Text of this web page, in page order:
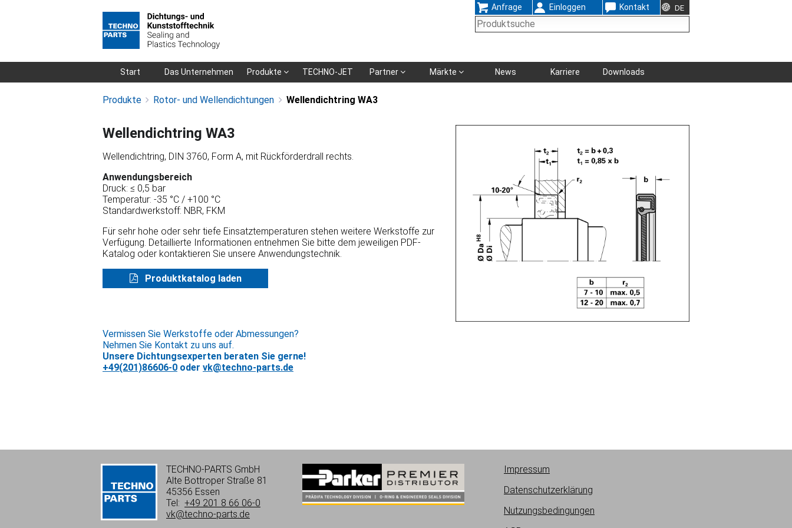
Navigation
Anfrage Einloggen Kontakt DE
Navigation
Start Das Unternehmen Produkte TECHNO-JET Partner Märkte News Karriere Downloads
Produkte Rotor- und Wellendichtungen Wellendichtring WA3
Wellendichtring WA3
Wellendichtring, DIN 3760, Form A, mit Rückförderdrall rechts.
Anwendungsbereich
Druck: ≤ 0,5 bar
Temperatur: -35 °C / +100 °C
Standardwerkstoff: NBR, FKM
Für sehr hohe oder sehr tiefe Einsatztemperaturen stehen weitere Werkstoffe zur
Verfügung. Detaillierte Informationen entnehmen Sie bitte dem jeweiligen PDF-
Katalog oder kontaktieren Sie unsere Anwendungstechnik.
Produktkatalog laden
Vermissen Sie Werkstoffe oder Abmessungen?
Nehmen Sie Kontakt zu uns auf.
Unsere Dichtungsexperten beraten Sie gerne!
+49(201)86606-0 oder vk@techno-parts.de
TECHNO-PARTS GmbH
Alte Bottroper Straße 81
45356 Essen
Tel: +49 201 8 66 06-0
vk@techno-parts.de
Impressum
Datenschutzerklärung
Nutzungsbedingungen